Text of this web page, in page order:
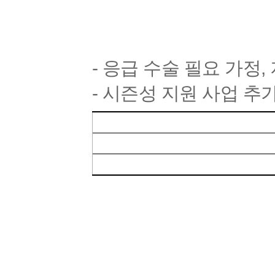
- 응급 수술 필요 가정,
- 시즌성 지원 사업 추